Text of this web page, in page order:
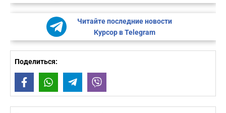
Читайте последние новости
Курсор в Telegram
Поделиться:
FacebookWhatsAppTelegram